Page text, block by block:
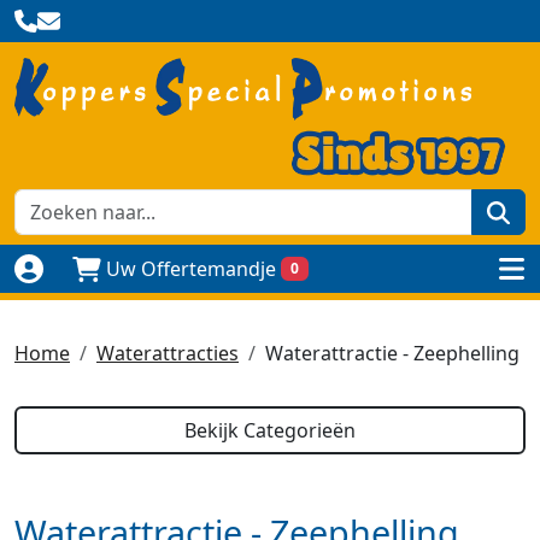
Naar login paginaUw Offertemandje 0
Home Waterattracties Waterattractie - Zeephelling
Bekijk Categorieën